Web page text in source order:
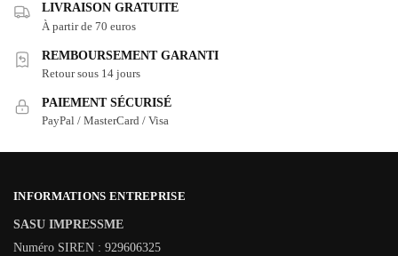
LIVRAISON GRATUITE
À partir de 70 euros
REMBOURSEMENT GARANTI
Retour sous 14 jours
PAIEMENT SÉCURISÉ
PayPal / MasterCard / Visa
INFORMATIONS ENTREPRISE
SASU IMPRESSME
Numéro SIREN : 929606325